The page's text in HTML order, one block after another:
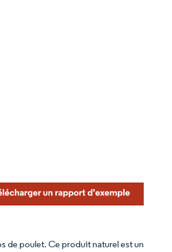
de poulet. Ce produit naturel est un